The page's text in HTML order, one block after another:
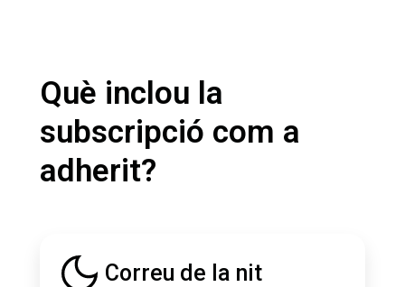
Què inclou la
subscripció com a
adherit?
Correu de la nit